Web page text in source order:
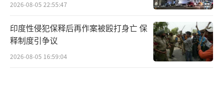
2026-08-05 22:55:47
印度性侵犯保释后再作案被殴打身亡 保
释制度引争议
2026-08-05 16:59:04